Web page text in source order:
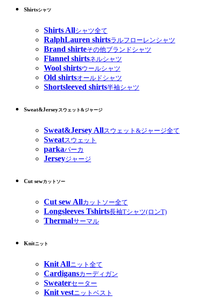
Shirtsシャツ
Shirts Allシャツ全て
RalphLauren shirtsラルフローレンシャツ
Brand shirteその他ブランドシャツ
Flannel shirtsネルシャツ
Wool shirtsウールシャツ
Old shirtsオールドシャツ
Shortsleeved shirts半袖シャツ
Sweat&Jerseyスウェット&ジャージ
Sweat&Jersey Allスウェット&ジャージ全て
Sweatスウェット
parkaパーカ
Jerseyジャージ
Cut sewカットソー
Cut sew Allカットソー全て
Longsleeves Tshirts長袖Tシャツ(ロンT)
Thermalサーマル
Knitニット
Knit Allニット全て
Cardigansカーディガン
Sweaterセーター
Knit vestニットベスト